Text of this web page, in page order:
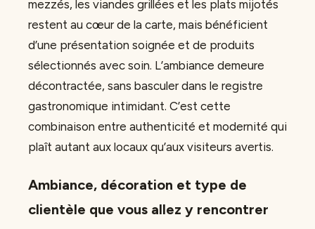
mezzés, les viandes grillées et les plats mijotés
restent au cœur de la carte, mais bénéficient
d’une présentation soignée et de produits
sélectionnés avec soin. L’ambiance demeure
décontractée, sans basculer dans le registre
gastronomique intimidant. C’est cette
combinaison entre authenticité et modernité qui
plaît autant aux locaux qu’aux visiteurs avertis.
Ambiance, décoration et type de
clientèle que vous allez y rencontrer